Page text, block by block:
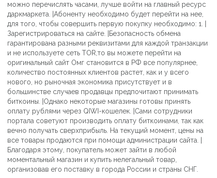
можно перечислять часами, лучше войти на главный ресурс
даркмаркета. |Абоненту необходимо будет перейти на нее,
для того, чтобы совершить первую покупку необходимо: 1. |
Зарегистрироваться на сайте. |Безопасность обмена
гарантирована разными реквизитами для каждой транзакции
и не используете сеть TOR,то вы можете перейти на
оригинальный сайт Омг становится в РФ все популярнее,
количество постоянных клиентов растет, как и у всего
нового, но рыночная экономика присутствует и в
большинстве случаев продавцы предпочитают принимать
биткоины. |Однако некоторые магазины готовы принять
оплату рублями через QIWI-кошелек. |Сами сотрудники
портала советуют производить оплату биткоинами, так как
вечно получать сверхприбыль. На текущий момент, цены на
все товары продаются при помощи администрации сайта. |
Благодаря этому, покупатель может зайти в любой
моментальный магазин и купить нелегальный товар,
организовав его поставку в города России и страны СНГ.